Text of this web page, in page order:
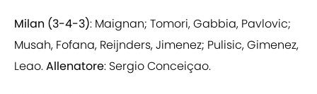
Milan (3-4-3): Maignan; Tomori, Gabbia, Pavlovic;
Musah, Fofana, Reijnders, Jimenez; Pulisic, Gimenez,
Leao.Allenatore: Sergio Conceiçao.